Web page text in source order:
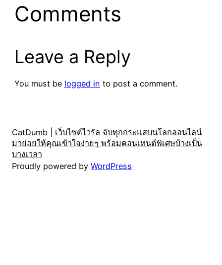
Comments
Leave a Reply
You must be logged in to post a comment.
CatDumb | เว็บไซต์ไวรัล จับทุกกระแสบนโลกออนไลน์
มาย่อยให้คุณเข้าใจง่ายๆ พร้อมคอนเทนต์พิเศษบ้างเป็น
บางเวลา
Proudly powered by WordPress